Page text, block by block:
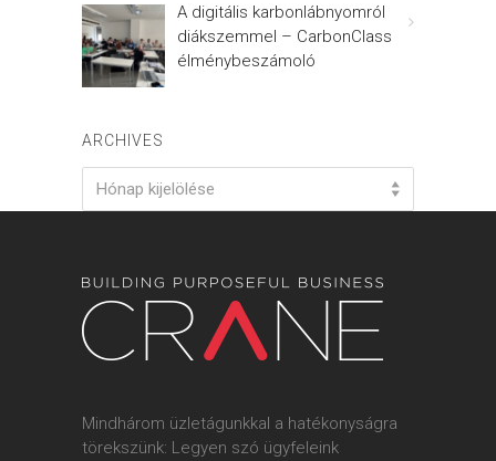
A digitális karbonlábnyomról
diákszemmel – CarbonClass
élménybeszámoló
ARCHIVES
Archives
Hónap kijelölése
Mindhárom üzletágunkkal a hatékonyságra
törekszünk: Legyen szó ügyfeleink